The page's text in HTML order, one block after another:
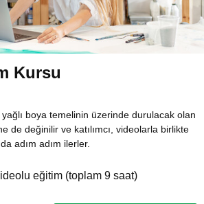
Kursu
boya temelinin üzerinde durulacak olan
de değinilir ve katılımcı, videolarla birlikte
adım adım ilerler.
eğitim (toplam 9 saat)